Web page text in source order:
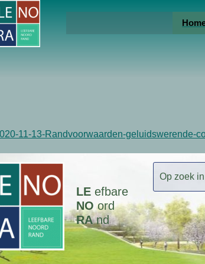
11-13-Randvoorwaarden-geluidswerende-
LE efbare
NO ord
RAnd